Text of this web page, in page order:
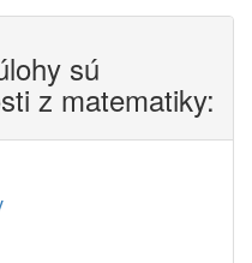
sú
z matematiky: